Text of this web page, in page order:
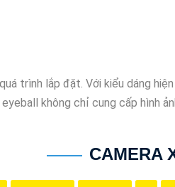
trình lắp đặt. Với kiểu dáng
không chỉ cung cấp hình
CAMERA